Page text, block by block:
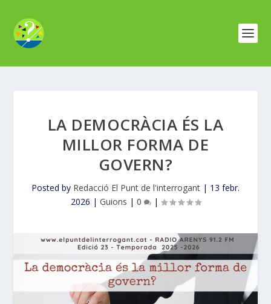
LA DEMOCRÀCIA ÉS LA
MILLOR FORMA DE
GOVERN?
Posted by Redacció El Punt de l'interrogant | 13 febr.
2026 | Guions | 0 |